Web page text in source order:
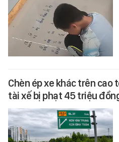
Chèn ép xe khác trên cao
tài xế bị phạt 45 triệu